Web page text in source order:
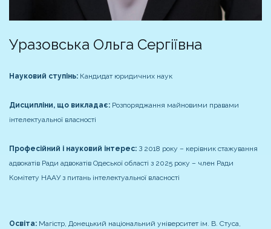
Уразовська Ольга Сергіївна
Науковий ступінь: Кандидат юридичних наук
Дисципліни, що викладає: Розпоряджання майновими правами
інтелектуальної власності
Професійний і науковий інтерес: З 2018 року – керівник стажування
адвокатів Ради адвокатів Одеської області з 2025 року – член Ради
Комітету НААУ з питань інтелектуальної власності
Освіта: Магістр, Донецький національний університет ім. В. Стуса,